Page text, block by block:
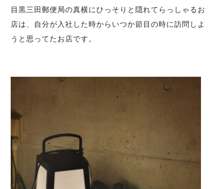
目黒三田郵便局の真横にひっそりと隠れてらっしゃるお
店は、自分が入社した時からいつか節目の時に訪問しよ
うと思ってたお店です。